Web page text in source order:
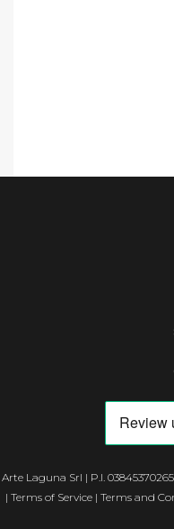
Arte Laguna Srl | P.I. 03845370265
| Terms of Service| Terms and